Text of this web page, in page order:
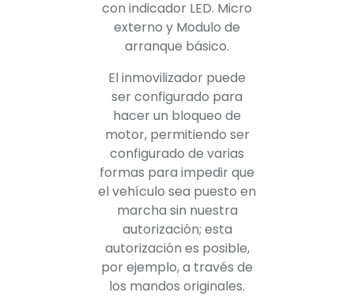
con indicador LED. Micro
externo y Modulo de
arranque básico.
El inmovilizador puede
ser configurado para
hacer un bloqueo de
motor, permitiendo ser
configurado de varias
formas para impedir que
el vehículo sea puesto en
marcha sin nuestra
autorización; esta
autorización es posible,
por ejemplo, a través de
los mandos originales.